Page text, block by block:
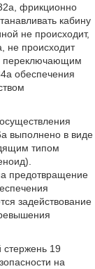
фрикционно
кабину
не происходит,
не происходит
переключающим
обеспечения
выполнено в виде
типом
предотвращение
задействование
стержень 19
на